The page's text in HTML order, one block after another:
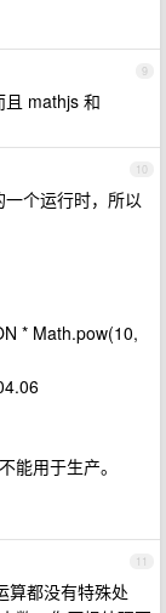
9
mathjs 和
10
个运行时，所以
* Math.pow(10,
能用于生产。
11
算都没有特殊处